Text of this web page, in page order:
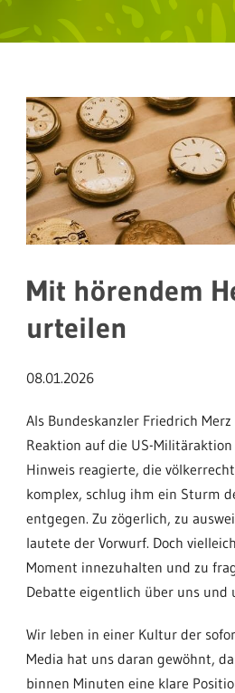
Mit hörendem
urteilen
08.01.2026
Als Bundeskanzler Friedrich
Reaktion auf die US-
Hinweis reagierte, die
komplex, schlug ihm ein Sturm
entgegen. Zu zögerlich, zu
lautete der Vorwurf. Doch
Moment innezuhalten und zu
Debatte eigentlich über uns und
Wir leben in einer Kultur der
Media hat uns daran gewöhnt,
binnen Minuten eine klare